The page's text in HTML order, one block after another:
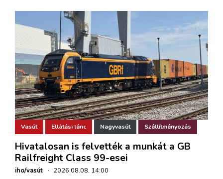
Vasút Ellátási lánc Nagyvasút Szállítmányozás
Hivatalosan is felvették a munkát a GB
Railfreight Class 99-esei
iho/vasút · 2026.08.08. 14:00